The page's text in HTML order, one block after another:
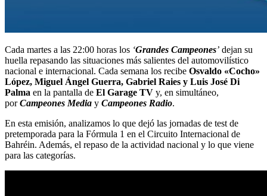
Cada martes a las 22:00 horas los ‘Grandes Campeones’ dejan su
huella repasando las situaciones más salientes del automovilístico
nacional e internacional. Cada semana los recibe Osvaldo «Cocho»
López, Miguel Ángel Guerra, Gabriel Raies y Luis José Di
Palma en la pantalla de El Garage TV y, en simultáneo,
por Campeones Media y Campeones Radio.
En esta emisión, analizamos lo que dejó las jornadas de test de
pretemporada para la Fórmula 1 en el Circuito Internacional de
Bahréin. Además, el repaso de la actividad nacional y lo que viene
para las categorías.